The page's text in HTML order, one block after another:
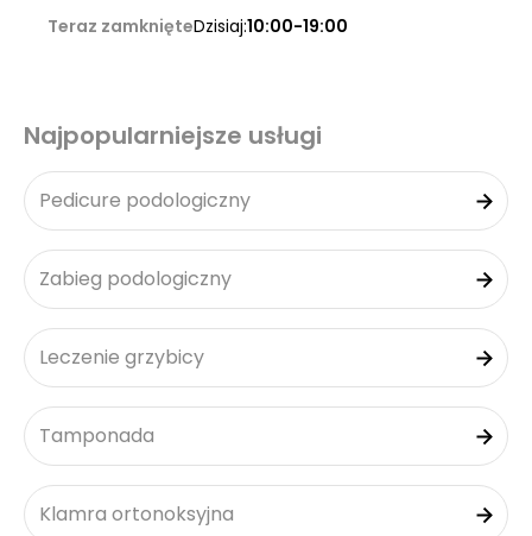
Teraz zamknięteDzisiaj:10:00-19:00
Najpopularniejsze usługi
Pedicure podologiczny
Zabieg podologiczny
Leczenie grzybicy
Tamponada
Klamra ortonoksyjna